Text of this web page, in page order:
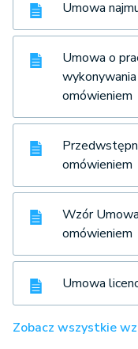
Umowa
Umowa o
omówieniem
omówieniem
Wzór
omówieniem
Umowa
Zobacz wszystkie